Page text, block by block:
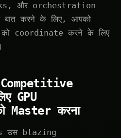
और orchestration
करने के लिए, आपको
coordinate करने के लिए
GPU
Master करना
उस blazing